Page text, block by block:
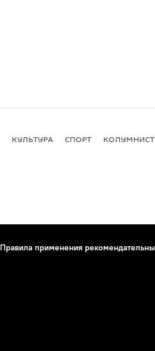
КУЛЬТУРА СПОРТ
Правила применения